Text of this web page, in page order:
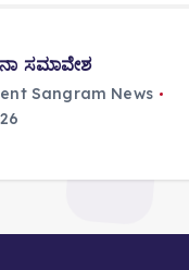
ಸಮಾವೇಶ
Sangram News